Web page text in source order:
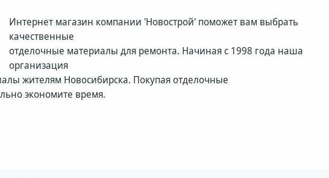
Интернет магазин компании 'Новострой' поможет вам выбрать
качественные
отделочные материалы для ремонта. Начиная с 1998 года наша
организация
жителям Новосибирска. Покупая отделочные
экономите время.